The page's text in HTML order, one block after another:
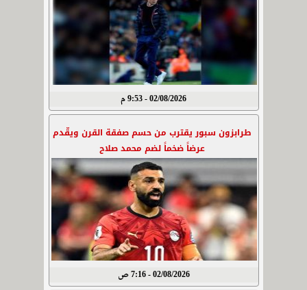
02/08/2026 - 9:53 م
طرابزون سبور يقترب من حسم صفقة القرن ويقّدم
عرضاً ضخماً لضم محمد صلاح
02/08/2026 - 7:16 ص